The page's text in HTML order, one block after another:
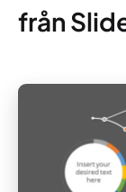
från